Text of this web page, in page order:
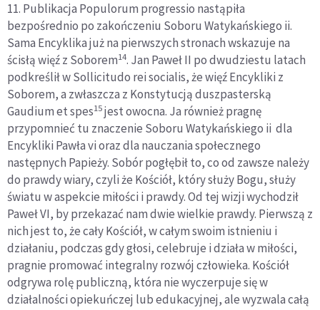
11. Publikacja Populorum progressio nastąpiła
bezpośrednio po zakończeniu Soboru Watykańskiego ii.
Sama Encyklika już na pierwszych stronach wskazuje na
ścisłą więź z Soborem14. Jan Paweł II po dwudziestu latach
podkreślił w Sollicitudo rei socialis, że więź Encykliki z
Soborem, a zwłaszcza z Konstytucją duszpasterską
Gaudium et spes15jest owocna. Ja również pragnę
przypomnieć tu znaczenie Soboru Watykańskiego ii dla
Encykliki Pawła vi oraz dla nauczania społecznego
następnych Papieży. Sobór pogłębił to, co od zawsze należy
do prawdy wiary, czyli że Kościół, który służy Bogu, służy
światu w aspekcie miłości i prawdy. Od tej wizji wychodził
Paweł VI, by przekazać nam dwie wielkie prawdy. Pierwszą z
nich jest to, że cały Kościół, w całym swoim istnieniu i
działaniu, podczas gdy głosi, celebruje i działa w miłości,
pragnie promować integralny rozwój człowieka. Kościół
odgrywa rolę publiczną, która nie wyczerpuje się w
działalności opiekuńczej lub edukacyjnej, ale wyzwala całą